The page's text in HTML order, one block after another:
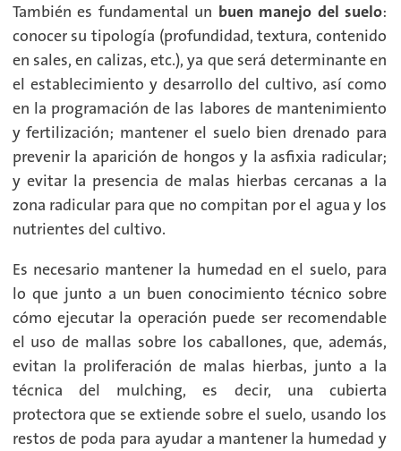
También es fundamental un buen manejo del suelo:
conocer su tipología (profundidad, textura, contenido
en sales, en calizas, etc.), ya que será determinante en
el establecimiento y desarrollo del cultivo, así como
en la programación de las labores de mantenimiento
y fertilización; mantener el suelo bien drenado para
prevenir la aparición de hongos y la asfixia radicular;
y evitar la presencia de malas hierbas cercanas a la
zona radicular para que no compitan por el agua y los
nutrientes del cultivo.
Es necesario mantener la humedad en el suelo, para
lo que junto a un buen conocimiento técnico sobre
cómo ejecutar la operación puede ser recomendable
el uso de mallas sobre los caballones, que, además,
evitan la proliferación de malas hierbas, junto a la
técnica del mulching, es decir, una cubierta
protectora que se extiende sobre el suelo, usando los
restos de poda para ayudar a mantener la humedad y